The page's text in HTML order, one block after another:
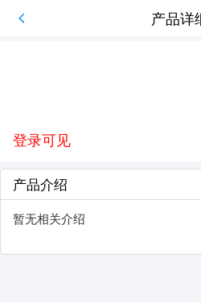
产品详
登录可见
产品介绍
暂无相关介绍